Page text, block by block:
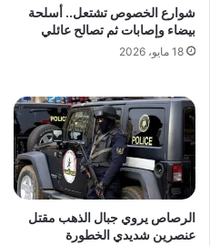
شوارع الخصوص تشتعل.. أسلحة
بيضاء وإصابات ثم تصالح عائلي
18 مايو، 2026
الرصاص يروي جبال الذهب مقتل
عنصرين شديدي الخطورة